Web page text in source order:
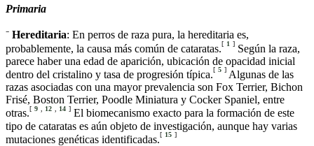
Primaria
⁻ Hereditaria: En perros de raza pura, la hereditaria es,
probablemente, la causa más común de cataratas.[ 1 ] Según la raza,
parece haber una edad de aparición, ubicación de opacidad inicial
dentro del cristalino y tasa de progresión típica.[ 5 ] Algunas de las
razas asociadas con una mayor prevalencia son Fox Terrier, Bichon
Frisé, Boston Terrier, Poodle Miniatura y Cocker Spaniel, entre
otras.[ 9 12 14 ] El biomecanismo exacto para la formación de este
tipo de cataratas es aún objeto de investigación, aunque hay varias
mutaciones genéticas identificadas.[ 15 ]